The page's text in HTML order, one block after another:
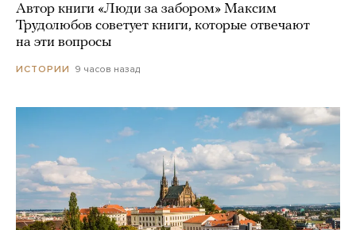
Автор книги «Люди за забором» Максим
Трудолюбов советует книги, которые отвечают
на эти вопросы
ИСТОРИИ 9 часов назад